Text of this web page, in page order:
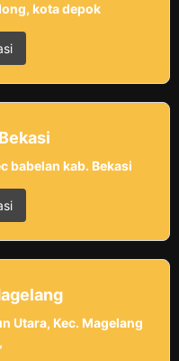
kota depok
babelan kab. Bekasi
Utara, Kec. Magelang